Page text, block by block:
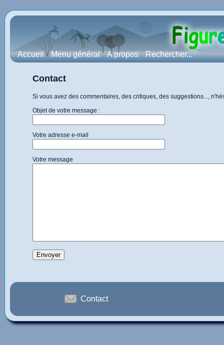
Accueil Menu général A propos Rechercher...
Contact
Si vous avez des commentaires, des critiques, des suggestions...,
Objet de votre message :
Votre adresse e-mail
Votre message
Contact